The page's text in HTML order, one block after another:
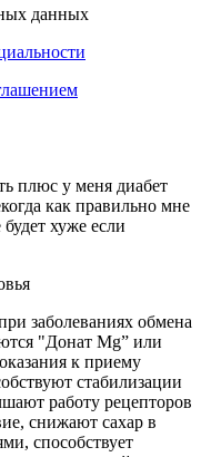
данных
плюс у меня диабет
как правильно мне
хуже если
заболеваниях обмена
"Донат Мg” или
к приему
стабилизации
работу рецепторов
снижают сахар в
способствует